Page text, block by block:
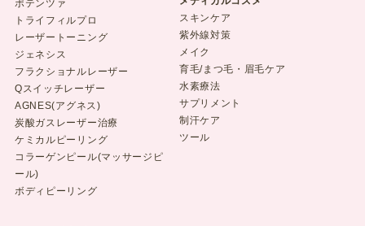
ポテンツァ
トライフィルプロ
レーザートーニング
ジェネシス
フラクショナルレーザー
Qスイッチレーザー
AGNES(アグネス)
炭酸ガスレーザー治療
ケミカルピーリング
コラーゲンピール(マッサージピ
ール)
ボディピーリング
スキンケア
紫外線対策
メイク
育毛/まつ毛・眉毛ケア
水素療法
サプリメント
制汗ケア
ツール